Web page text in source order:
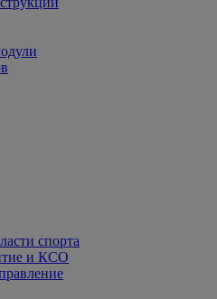
спорта
и КСО